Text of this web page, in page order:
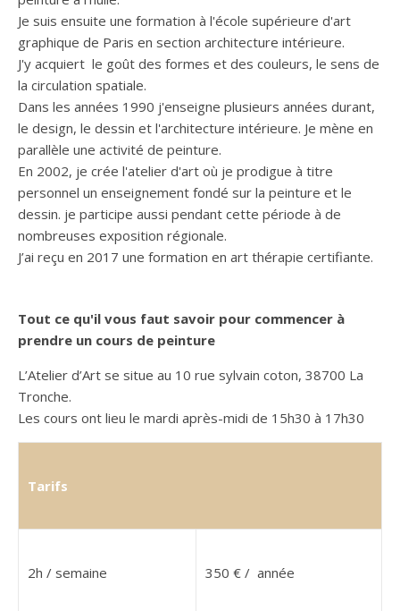
Je suis ensuite une formation à l'école supérieure d'art
graphique de Paris en section architecture intérieure.
J'y acquiert le goût des formes et des couleurs, le sens de
la circulation spatiale.
Dans les années 1990 j'enseigne plusieurs années durant,
le design, le dessin et l'architecture intérieure. Je mène en
parallèle une activité de peinture.
En 2002, je crée l'atelier d'art où je prodigue à titre
personnel un enseignement fondé sur la peinture et le
dessin. je participe aussi pendant cette période à de
nombreuses exposition régionale.
J’ai reçu en 2017 une formation en art thérapie certifiante.
Tout ce qu'il vous faut savoir pour commencer à
prendre un cours de peinture
L’Atelier d’Art se situe au 10 rue sylvain coton, 38700 La
Tronche.
Les cours ont lieu le mardi après-midi de 15h30 à 17h30
Tarifs
2h / semaine 350 € / année